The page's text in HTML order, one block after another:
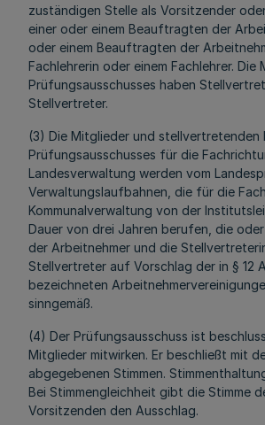
zuständigen Stelle als Vorsitzender
einer oder einem Beauftragten der
oder einem Beauftragten der
Fachlehrerin oder einem Fachlehrer. Die
Prüfungsausschusses haben
Stellvertreter.
(3) Die Mitglieder und stellvertretenden
Prüfungsausschusses für die
Landesverwaltung werden vom
Verwaltungslaufbahnen, die für die
Kommunalverwaltung von der
Dauer von drei Jahren berufen, die
der Arbeitnehmer und die
Stellvertreter auf Vorschlag der in § 12
bezeichneten
sinngemäß.
(4) Der Prüfungsausschuss ist
Mitglieder mitwirken. Er beschließt mit
abgegebenen Stimmen.
Bei Stimmengleichheit gibt die Stimme
Vorsitzenden den Ausschlag.